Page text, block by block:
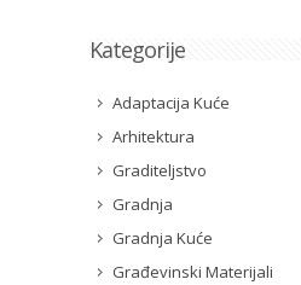
Kategorije
Adaptacija Kuće
Arhitektura
Graditeljstvo
Gradnja
Gradnja Kuće
Građevinski Materijali